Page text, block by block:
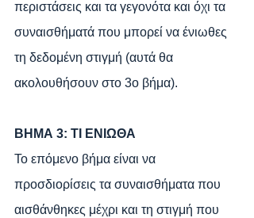
περιστάσεις και τα γεγονότα και όχι τα
συναισθήματά που μπορεί να ένιωθες
τη δεδομένη στιγμή (αυτά θα
ακολουθήσουν στο 3ο βήμα).
ΒΗΜΑ 3: ΤΙ ΕΝΙΩΘA
Το επόμενο βήμα είναι να
προσδιορίσεις τα συναισθήματα που
αισθάνθηκες μέχρι και τη στιγμή που